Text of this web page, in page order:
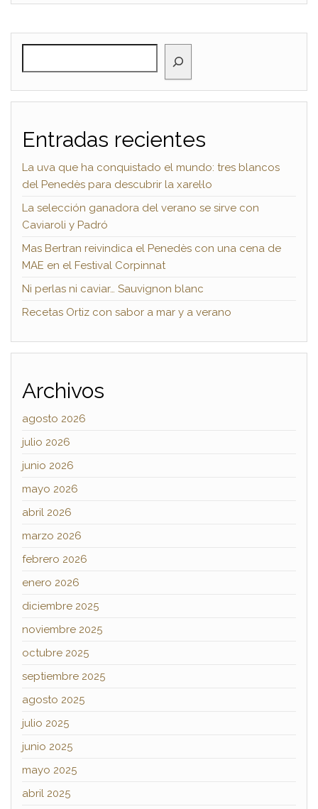
Entradas recientes
La uva que ha conquistado el mundo: tres blancos
del Penedès para descubrir la xarel·lo
La selección ganadora del verano se sirve con
Caviaroli y Padró
Mas Bertran reivindica el Penedès con una cena de
MAE en el Festival Corpinnat
Ni perlas ni caviar… Sauvignon blanc
Recetas Ortiz con sabor a mar y a verano
Archivos
agosto 2026
julio 2026
junio 2026
mayo 2026
abril 2026
marzo 2026
febrero 2026
enero 2026
diciembre 2025
noviembre 2025
octubre 2025
septiembre 2025
agosto 2025
julio 2025
junio 2025
mayo 2025
abril 2025